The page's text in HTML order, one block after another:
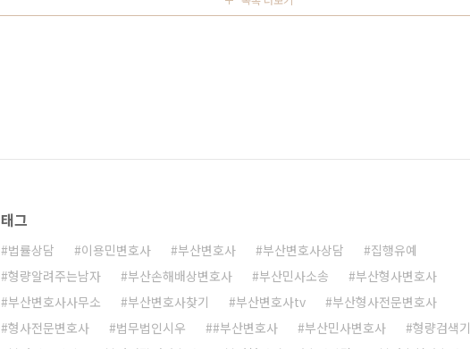
태그
법률상담 이용민변호사 부산변호사 부산변호사상담
집행유예
형량알려주는남자
부산손해배상변호사 부산민사소송
부산형사변호사
부산변호사사무소
부산변호사찾기 부산변호사tv
부산형사전문변호사
형사전문변호사
법무법인시우 #부산변호사 부산민사변호사
형량검색기